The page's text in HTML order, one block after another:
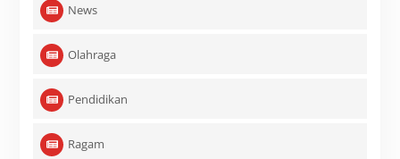
News
Olahraga
Pendidikan
Ragam